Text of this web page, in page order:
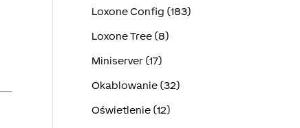
Loxone Config (183)
Loxone Tree (8)
Miniserver (17)
Okablowanie (32)
Oświetlenie (12)